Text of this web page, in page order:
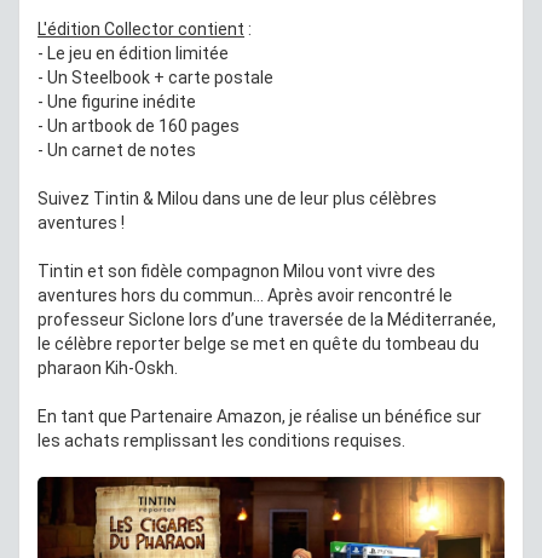
L'édition Collector contient :
- Le jeu en édition limitée
- Un Steelbook + carte postale
- Une figurine inédite
- Un artbook de 160 pages
- Un carnet de notes
Suivez Tintin & Milou dans une de leur plus célèbres
aventures !
Tintin et son fidèle compagnon Milou vont vivre des
aventures hors du commun... Après avoir rencontré le
professeur Siclone lors d’une traversée de la Méditerranée,
le célèbre reporter belge se met en quête du tombeau du
pharaon Kih-Oskh.
En tant que Partenaire Amazon, je réalise un bénéfice sur
les achats remplissant les conditions requises.